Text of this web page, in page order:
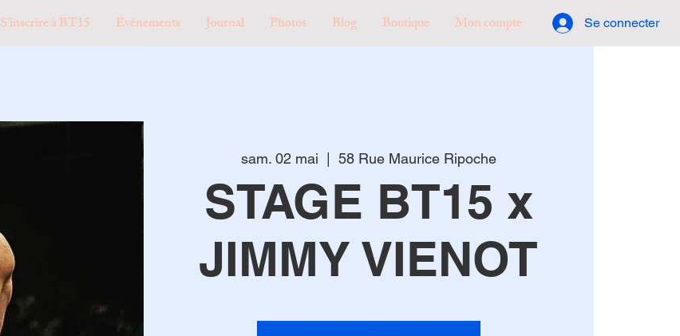
S'inscrire à BT15 Évènements Journal Photos Blog Boutique Mon compte Se connecter
sam. 02 mai 58 Rue Maurice Ripoche
STAGE BT15 x
JIMMY VIENOT